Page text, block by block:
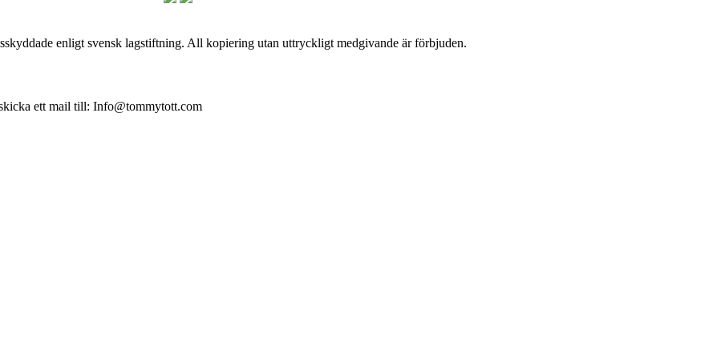
enligt svensk lagstiftning. All kopiering utan uttryckligt medgivande är förbjuden.
ett mail till: Info@tommytott.com